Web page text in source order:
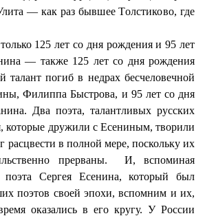
— как раз бывшееТолстиково, где
125 лет со дня рождения и 95 лет
— также 125 лет со дня рождения
талант погиб в недрах бесчеловечной
Филиппа Быстрова, и 95 лет со дня
Два поэта, талантливых русских
которые дружили с Есениным, творили
расцвести в полной мере, поскольку их
прерваны.
И, вспоминая
поэта Сергея Есенина, который был
поэтов своей эпохи, вспомним и их,
оказались в его кругу. У России